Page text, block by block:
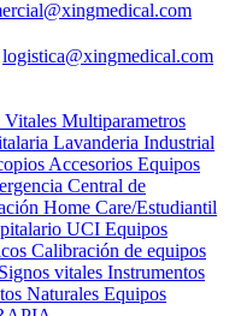
logistica@xingmedical.com
Multiparametros
Lavanderia Industrial
Accesorios Equipos
Central de
Home Care/Estudiantil
UCI Equipos
Calibración de equipos
vitales Instrumentos
Naturales Equipos